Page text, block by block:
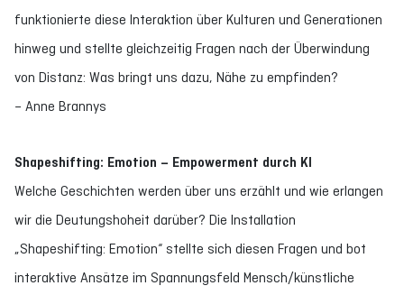
funktionierte diese Interaktion über Kulturen und Generationen
hinweg und stellte gleichzeitig Fragen nach der Überwindung
von Distanz: Was bringt uns dazu, Nähe zu empfinden?
– Anne Brannys
Shapeshifting: Emotion – Empowerment durch KI
Welche Geschichten werden über uns erzählt und wie erlangen
wir die Deutungshoheit darüber? Die Installation
„Shapeshifting: Emotion“ stellte sich diesen Fragen und bot
interaktive Ansätze im Spannungsfeld Mensch/künstliche